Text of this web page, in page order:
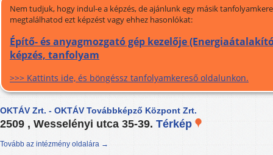
Nem tudjuk, hogy indul-e a képzés, de ajánlunk egy másik
megtalálhatod ezt képzést vagy ehhez hasonlókat:
Építő- és anyagmozgató gép kezelője
képzés, tanfolyam
>>> Kattints ide, és böngéssz tanfolyamkereső oldalunkon.
OKTÁV Zrt. - OKTÁV Továbbképző Központ Zrt.
2509 , Wesselényi utca 35-39. Térkép
Tovább az intézmény oldalára →